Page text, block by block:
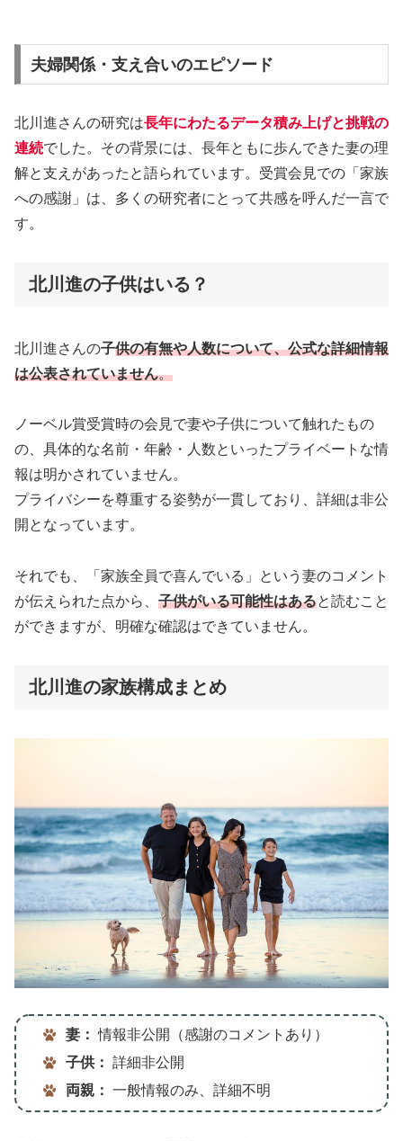
夫婦関係・支え合いのエピソード
北川進さんの研究は長年にわたるデータ積み上げと挑戦の
連続でした。その背景には、長年ともに歩んできた妻の理
解と支えがあったと語られています。受賞会見での「家族
への感謝」は、多くの研究者にとって共感を呼んだ一言で
す。
北川進の子供はいる？
北川進さんの子供の有無や人数について、公式な詳細情報
は公表されていません。
ノーベル賞受賞時の会見で妻や子供について触れたもの
の、具体的な名前・年齢・人数といったプライベートな情
報は明かされていません。
プライバシーを尊重する姿勢が一貫しており、詳細は非公
開となっています。
それでも、「家族全員で喜んでいる」という妻のコメント
が伝えられた点から、 子供がいる可能性はあると読むこと
ができますが、明確な確認はできていません。
北川進の家族構成まとめ
妻： 情報非公開（感謝のコメントあり）
子供： 詳細非公開
両親： 一般情報のみ、詳細不明